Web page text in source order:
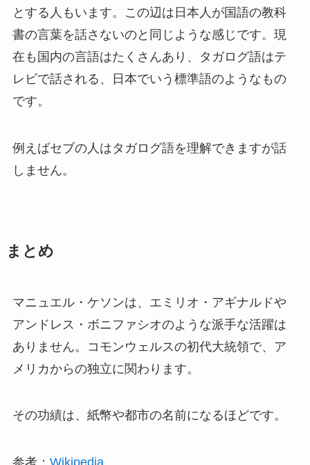
とする人もいます。この辺は日本人が国語の教科
書の言葉を話さないのと同じような感じです。現
在も国内の言語はたくさんあり、タガログ語はテ
レビで話される、日本でいう標準語のようなもの
です。
例えばセブの人はタガログ語を理解できますが話
しません。
まとめ
マニュエル・ケソンは、エミリオ・アギナルドや
アンドレス・ボニファシオのような派手な活躍は
ありません。コモンウェルスの初代大統領で、ア
メリカからの独立に関わります。
その功績は、紙幣や都市の名前になるほどです。